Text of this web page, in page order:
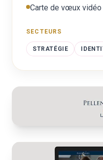
Carte de vœux
SECTEURS
STRATÉGIE